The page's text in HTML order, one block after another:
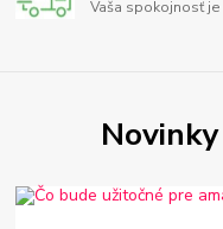
Vaša spokojnosť